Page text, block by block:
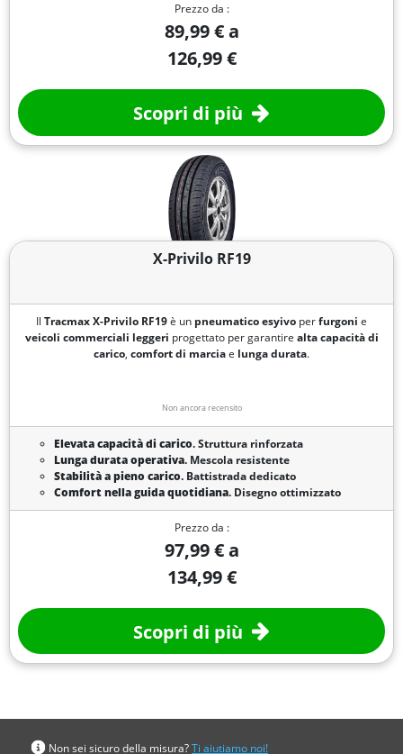
Prezzo da :
89,99 € a
126,99 €
Scopri di più
X-Privilo RF19
Il Tracmax X-Privilo RF19è un pneumatico esyivo perfurgoni e
veicoli commerciali leggeri progettato per garantire alta capacità di
carico, comfort di marciae lunga durata.
Non ancora recensito
Elevata capacità di carico. Struttura rinforzata
Lunga durata operativa. Mescola resistente
Stabilità a pieno carico. Battistrada dedicato
Comfort nella guida quotidiana. Disegno ottimizzato
Prezzo da :
97,99 € a
134,99 €
Scopri di più
Non sei sicuro della misura?Ti aiutiamo noi!